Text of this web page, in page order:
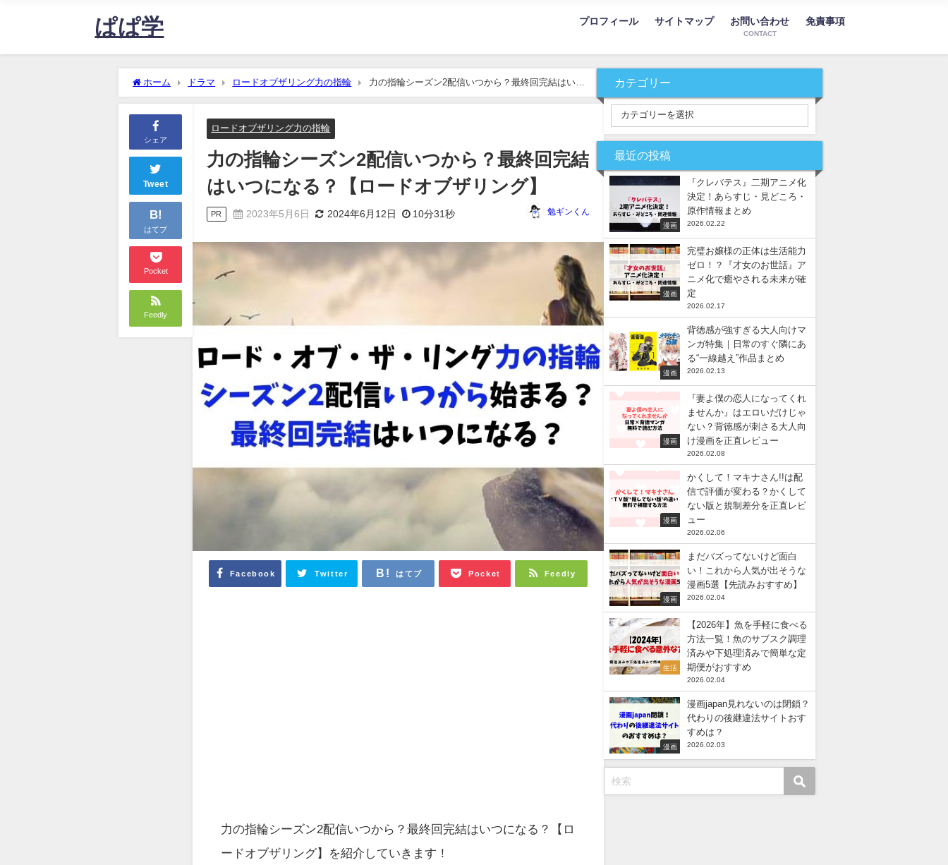
ぱぱ学 プロフィール サイトマップ お問い合わせ
CONTACT
免責事項
ホーム ドラマ ロードオブザリング力の指輪
力の指輪シーズン2配信いつから？最終回完結はいつ
になる？【ロードオブザリング】
シェア
Tweet
B!
はてブ
Pocket
Feedly
ロードオブザリング力の指輪
力の指輪シーズン2配信いつから？最終回完結
はいつになる？【ロードオブザリング】
PR 2023年5月6日 2024年6月12日 10分31秒 勉ギンくん
Facebook Twitter はてブ Pocket Feedly
力の指輪シーズン2配信いつから？最終回完結はいつになる？【ロ
ードオブザリング】を紹介していきます！
カテゴリー
最近の投稿
漫画
『クレバテス』二期アニメ化
決定！あらすじ・見どころ・
原作情報まとめ
2026.02.22
漫画
完璧お嬢様の正体は生活能力
ゼロ！？『才女のお世話』ア
ニメ化で癒やされる未来が確
定
2026.02.17
漫画
背徳感が強すぎる大人向けマ
ンガ特集｜日常のすぐ隣にあ
る“一線越え”作品まとめ
2026.02.13
漫画
『妻よ僕の恋人になってくれ
ませんか』はエロいだけじゃ
ない？背徳感が刺さる大人向
け漫画を正直レビュー
2026.02.08
漫画
かくして！マキナさん!!は配
信で評価が変わる？かくして
ない版と規制差分を正直レビ
ュー
2026.02.06
漫画
まだバズってないけど面白
い！これから人気が出そうな
漫画5選【先読みおすすめ】
2026.02.04
生活
【2026年】魚を手軽に食べる
方法一覧！魚のサブスク調理
済みや下処理済みで簡単な定
期便がおすすめ
2026.02.04
漫画
漫画japan見れないのは閉鎖？
代わりの後継違法サイトおす
すめは？
2026.02.03